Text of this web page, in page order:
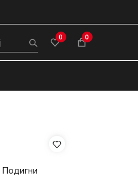
0 0
Подигни